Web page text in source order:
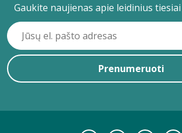
Gaukite naujienas apie leidinius tiesiai
Prenumeruoti